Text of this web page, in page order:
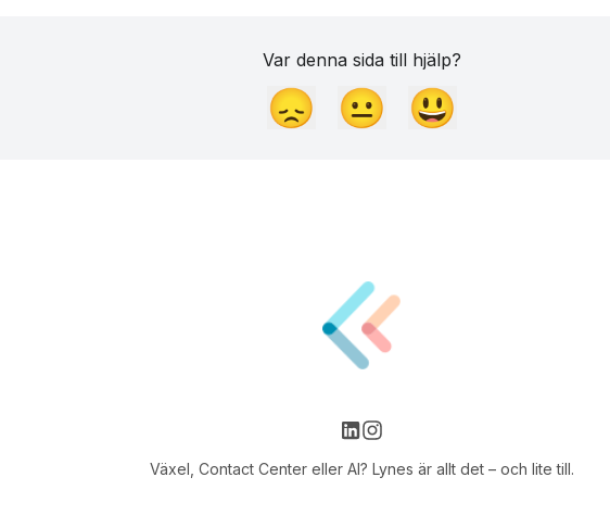
Var denna sida till hjälp?
😞 😐 😃
Växel, Contact Center eller AI? Lynes är allt det – och lite till.